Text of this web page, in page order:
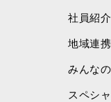
社員紹
地域連
みんな
スペシ